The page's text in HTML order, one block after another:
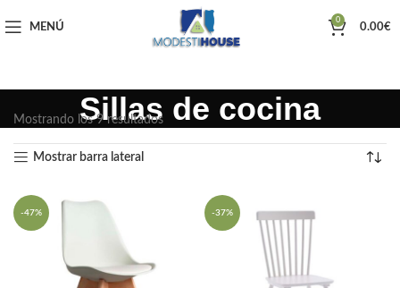
MENÚ
0
0.00€
Sillas de cocina
Mostrando los 9 resultados
Mostrar barra lateral
-47% -37%